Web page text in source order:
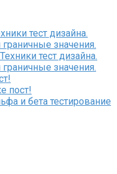
тест дизайна.
значения.
тест дизайна.
значения.
пост!
и бета тестирование